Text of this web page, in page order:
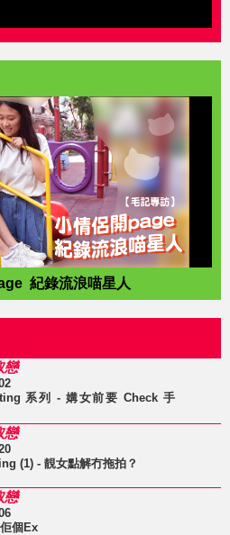
紀錄流浪喵星人
戀
系列 - 媾女前要 Check 手
戀
(1) - 靚女點解冇拖拍？
戀
個Ex